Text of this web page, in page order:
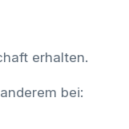
erhalten.
bei: